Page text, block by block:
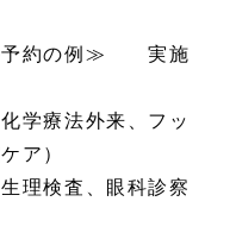
予約の例≫ 実施
療法外来、フッ
ア）
理検査、眼科診察